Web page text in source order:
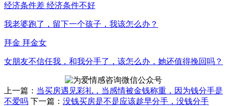
经济条件差 经济条件不好
我老婆跑了，留下一个孩子，我该怎么办？
拜金 拜金女
女朋友不信任我，和我分手了，该怎么办，她还值得挽回吗？
上一篇： 当买房遇见彩礼，当感情被金钱称重，因为钱分手是
不爱吗 下一篇： 没钱买房是不是应该趁早分手，没钱分手